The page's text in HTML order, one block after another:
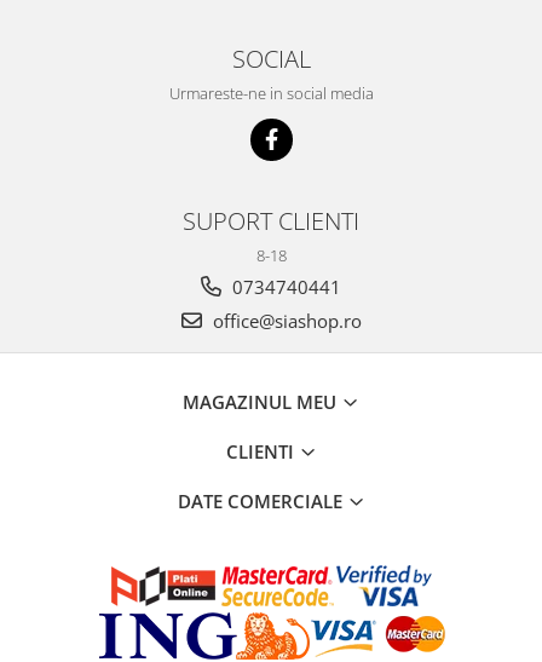
SOCIAL
Urmareste-ne in social media
SUPORT CLIENTI
8-18
0734740441
office@siashop.ro
MAGAZINUL MEU
CLIENTI
DATE COMERCIALE